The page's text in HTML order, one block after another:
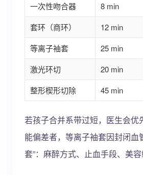
一次性吻合器
8 min
套环（商环）
12 min
等离子袖套
25 min
激光环切
20 min
整形楔形切除
45 min
若孩子合并系带过短，医生会优
能偏差者，等离子袖套因封闭
套”：麻醉方式、止血手段、美容